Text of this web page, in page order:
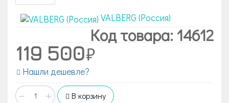
VALBERG (Россия)
Код товара: 14612
119 500
Нашли дешевле?
− + В корзину